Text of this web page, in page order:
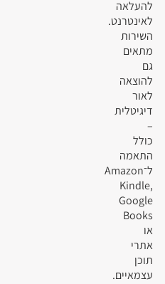
להעלאה
לאינטרנט.
השירות
מתאים
גם
להוצאה
לאור
דיגיטלית
–
כולל
התאמה
ל־Amazon
Kindle,
Google
Books
או
אתרי
תוכן
עצמאיים.